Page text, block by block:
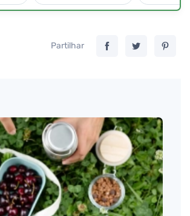
Partilhar